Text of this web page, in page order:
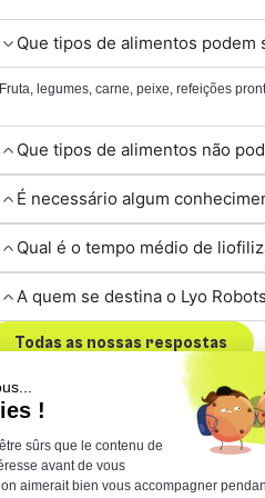
Que tipos de alimentos podem
Fruta, legumes, carne, peixe, refeições
Que tipos de alimentos não
É necessário algum
Qual é o tempo médio de
A quem se destina o Lyo
Todas as nossas respostas